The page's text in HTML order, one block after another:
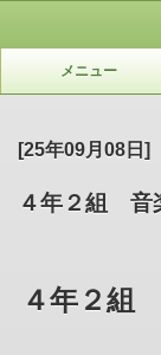
メニュー
[25年09月08日]
４年２組 音
４年２組